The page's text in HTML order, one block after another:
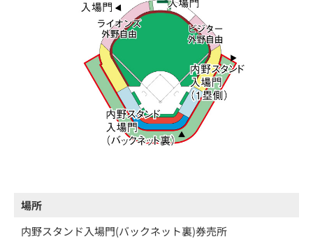
場所
内野スタンド入場門(バックネット裏)券売所